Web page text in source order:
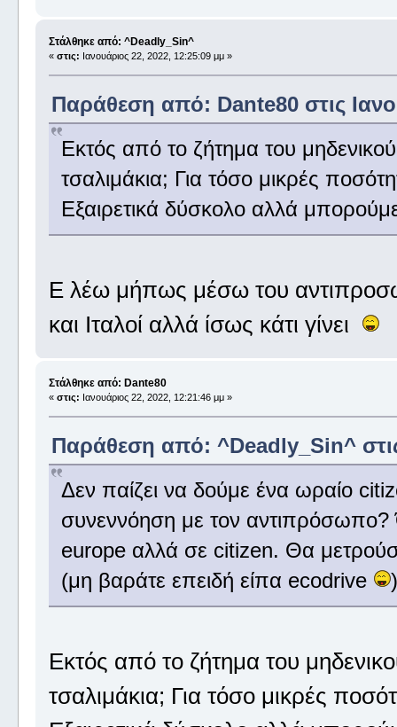
Στάλθηκε από: ^Deadly_Sin^
« στις: Ιανουάριος 22, 2022, 12:25:09 μμ »
Παράθεση από: Dante80 στις
Εκτός από το ζήτημα του
τσαλιμάκια; Για τόσο μικρές
Εξαιρετικά δύσκολο αλλά
Ε λέω μήπως μέσω του
και Ιταλοί αλλά ίσως κάτι γίνει
Στάλθηκε από: Dante80
« στις: Ιανουάριος 22, 2022, 12:21:46 μμ »
Παράθεση από: ^Deadly_Sin^
Δεν παίζει να δούμε ένα ωραίο
συνεννόηση με τον
europe αλλά σε citizen. Θα
(μη βαράτε επειδή είπα ecodrive
)
Εκτός από το ζήτημα του
τσαλιμάκια; Για τόσο μικρές